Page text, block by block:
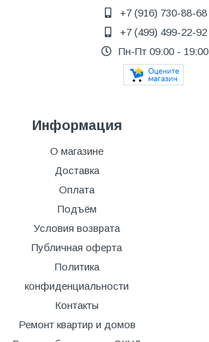
+7 (916) 730-88-68
+7 (499) 499-22-92
Пн-Пт 09:00 - 19:00
Информация
О магазине
Доставка
Оплата
Подъём
Условия возврата
Публичная оферта
Политика
конфиденциальности
Контакты
Ремонт квартир и домов